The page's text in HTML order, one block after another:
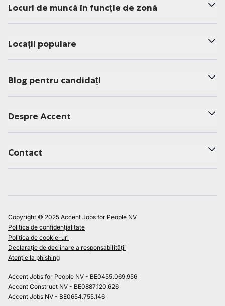
Locuri de muncă în funcție de zonă
Locații populare
Blog pentru candidați
Despre Accent
Contact
Copyright © 2025 Accent Jobs for People NV
Politica de confidențialitate
Politica de cookie-uri
Declarație de declinare a responsabilității
Atenție la phishing
Accent Jobs for People NV - BE0455.069.956
Accent Construct NV - BE0887.120.626
Accent Jobs NV - BE0654.755.146